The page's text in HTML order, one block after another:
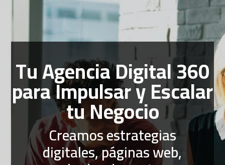
Tu Agencia Digital 360
para Impulsar y Escalar
tu Negocio
Creamos estrategias
digitales, páginas web,